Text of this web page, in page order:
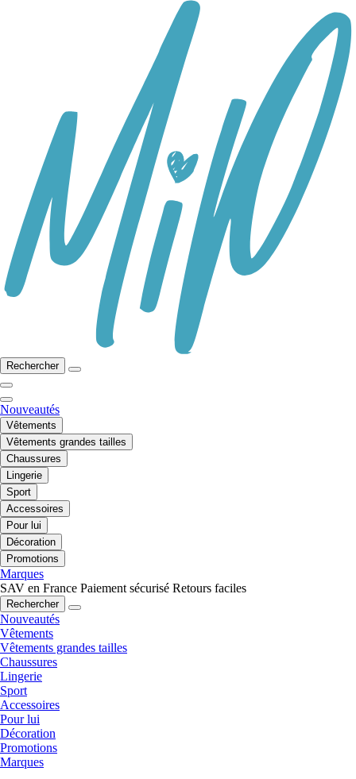
Rechercher
Nouveautés
Vêtements
Vêtements grandes tailles
Chaussures
Lingerie
Sport
Accessoires
Pour lui
Décoration
Promotions
Marques
SAV en France Paiement sécurisé Retours faciles
Rechercher
Nouveautés
Vêtements
Vêtements grandes tailles
Chaussures
Lingerie
Sport
Accessoires
Pour lui
Décoration
Promotions
Marques